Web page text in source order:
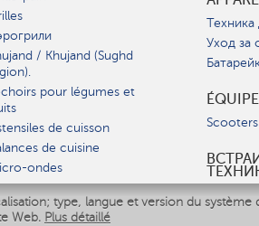
type, langue et version du système
Web. Plus détaillé
/ Khujand (Sughd
pour légumes et
de cuisson
de cuisine
ondes
Техника
Уход за
Вытяжки